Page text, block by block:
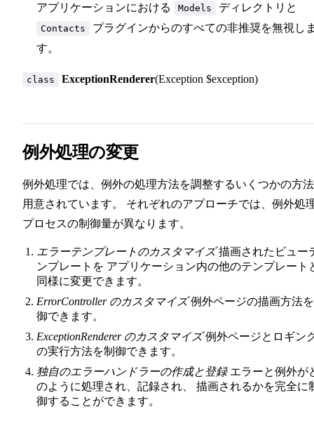
アプリケーションにおける Models ディレクトリと
Contacts
プラグインからのすべての非推奨を無視し
す。
class ExceptionRenderer(Exception $exception)
例外処理の変更
例外処理では、例外の処理方法を調整するいくつかの方
用意されています。 それぞれのアプローチでは、例外処
プロセスの制御量が異なります。
エラーテンプレートのカスタマイズ描画されたビュー
ンプレートを アプリケーション内の他のテンプレート
同様に変更できます。
ErrorController のカスタマイズ例外ページの描画方法
御できます。
ExceptionRenderer のカスタマイズ例外ページとロギン
の実行方法を制御できます。
独自のエラーハンドラーの作成と登録エラーと例外が
のように処理され、記録され、 描画されるかを完全に
御することができます。